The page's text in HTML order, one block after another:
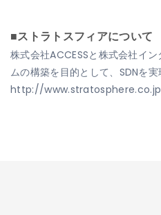
■ストラトスフィアについて
株式会社ACCESSと株式会社イ
ムの構築を目的として、SDNを
http://